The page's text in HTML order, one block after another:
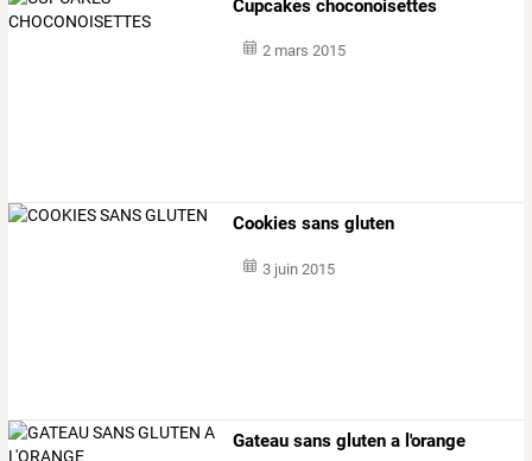
Cupcakes choconoisettes
2 mars 2015
Cookies sans gluten
3 juin 2015
Gateau sans gluten a l'orange